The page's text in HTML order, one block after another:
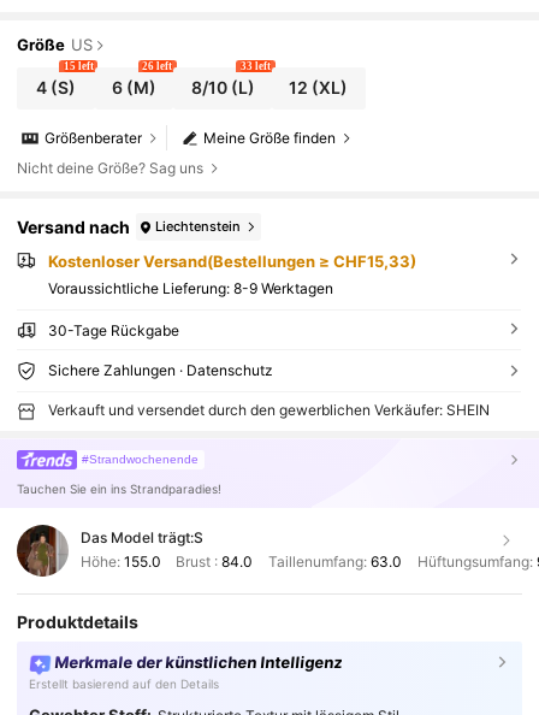
Größe US
4 (S)
15 left
6 (M)
26 left
8/10(L)
33 left
12 (XL)
Meine Größe finden
Größenberater
Nicht deine Größe? Sag uns
Versand nach Liechtenstein
Kostenloser Versand(Bestellungen ≥ CHF15,33)
Voraussichtliche Lieferung: 8-9 Werktagen
30-Tage Rückgabe
Sichere Zahlungen · Datenschutz
Verkauft und versendet durch den gewerblichen Verkäufer: SHEIN
#Strandwochenende
Tauchen Sie ein ins Strandparadies!
Das Model trägt:S
Höhe: 155.0 Brust :84.0 Taillenumfang: 63.0 Hüftungsumfang:
Produktdetails
Merkmale der künstlichen Intelligenz
Erstellt basierend auf den Details